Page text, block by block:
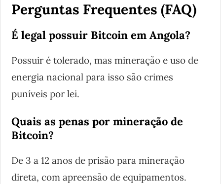
Perguntas Frequentes (FAQ)
É legal possuir Bitcoin em Angola?
Possuir é tolerado, mas mineração e uso de
energia nacional para isso são crimes
puníveis por lei.
Quais as penas por mineração de
Bitcoin?
De 3 a 12 anos de prisão para mineração
direta, com apreensão de equipamentos.